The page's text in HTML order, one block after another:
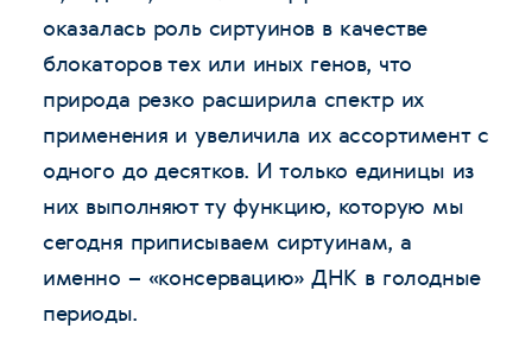
оказалась роль сиртуинов в качестве
блокаторов тех или иных генов, что
природа резко расширила спектр их
применения и увеличила их ассортимент с
одного до десятков. И только единицы из
них выполняют ту функцию, которую мы
сегодня приписываем сиртуинам, а
именно – «консервацию» ДНК в голодные
периоды.